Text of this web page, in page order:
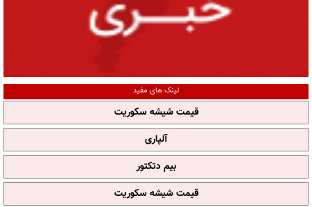
لینک های مفید
قیمت شیشه سکوریت
آلپاری
بیم دتکتور
قیمت شیشه سکوریت